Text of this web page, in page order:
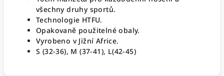
všechny druhy sportů.
Technologie HTFU.
Opakovaně použitelné obaly.
Vyrobeno v Jižní Africe.
S (32-36), M (37-41), L(42-45)